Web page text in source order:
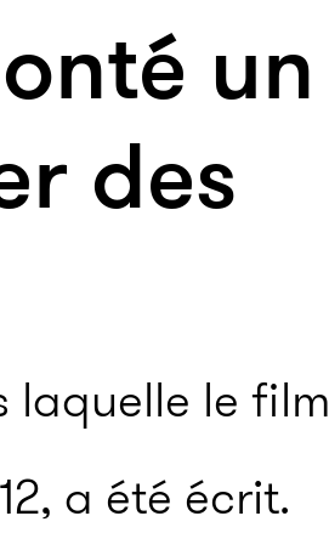
un
des
laquelle le film
a été écrit.